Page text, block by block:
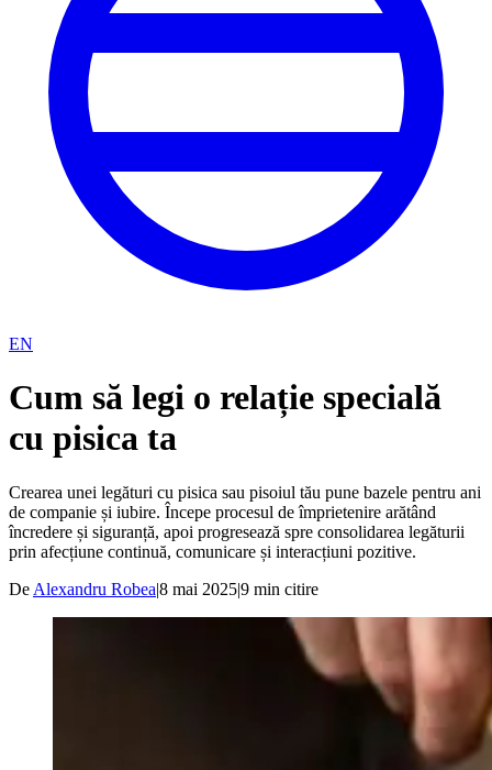
EN
Cum să legi o relație specială
cu pisica ta
Crearea unei legături cu pisica sau pisoiul tău pune bazele pentru ani
de companie și iubire. Începe procesul de împrietenire arătând
încredere și siguranță, apoi progresează spre consolidarea legăturii
prin afecțiune continuă, comunicare și interacțiuni pozitive.
De Alexandru Robea|8 mai 2025|9 min citire